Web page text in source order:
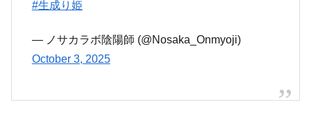
#生成り姫
— ノサカラボ陰陽師 (@Nosaka_Onmyoji)
October 3, 2025